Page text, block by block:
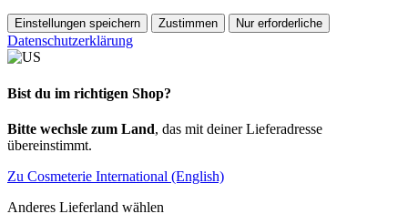
Einstellungen speichern Zustimmen Nur erforderliche
Datenschutzerklärung
Bist du im richtigen Shop?
Bitte wechsle zum Land, das mit deiner Lieferadresse
übereinstimmt.
Zu Cosmeterie International (English)
Anderes Lieferland wählen